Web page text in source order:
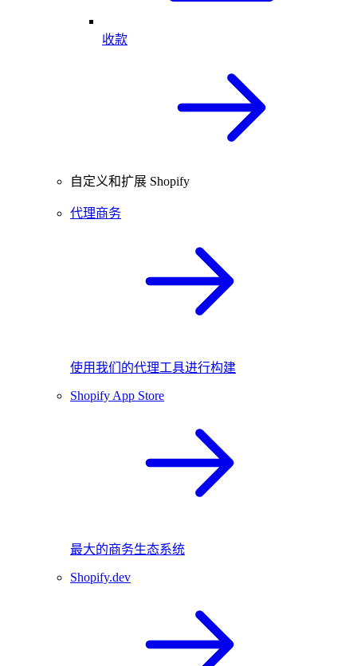
收款
自定义和扩展 Shopify
代理商务
使用我们的代理工具进行构建
Shopify App Store
最大的商务生态系统
Shopify.dev